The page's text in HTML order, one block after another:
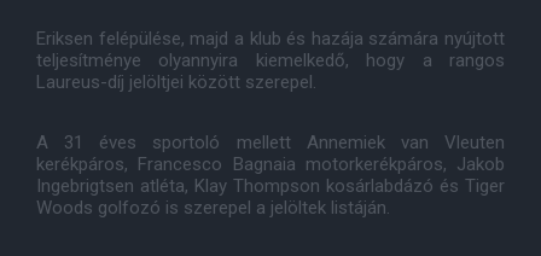
Eriksen felépülése, majd a klub és hazája számára nyújtott
teljesítménye olyannyira kiemelkedő, hogy a rangos
Laureus-díj jelöltjei között szerepel.
A 31 éves sportoló mellett Annemiek van Vleuten
kerékpáros, Francesco Bagnaia motorkerékpáros, Jakob
Ingebrigtsen atléta, Klay Thompson kosárlabdázó és Tiger
Woods golfozó is szerepel a jelöltek listáján.